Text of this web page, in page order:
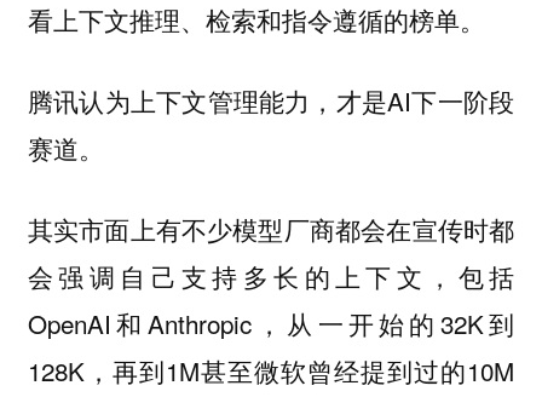
看上下文推理、检索和指令遵循的榜单。
腾讯认为上下文管理能力，才是AI下一阶段
赛道。
其实市面上有不少模型厂商都会在宣传时都
会强调自己支持多长的上下文，包括
OpenAI和Anthropic，从一开始的32K到
128K，再到1M甚至微软曾经提到过的10M